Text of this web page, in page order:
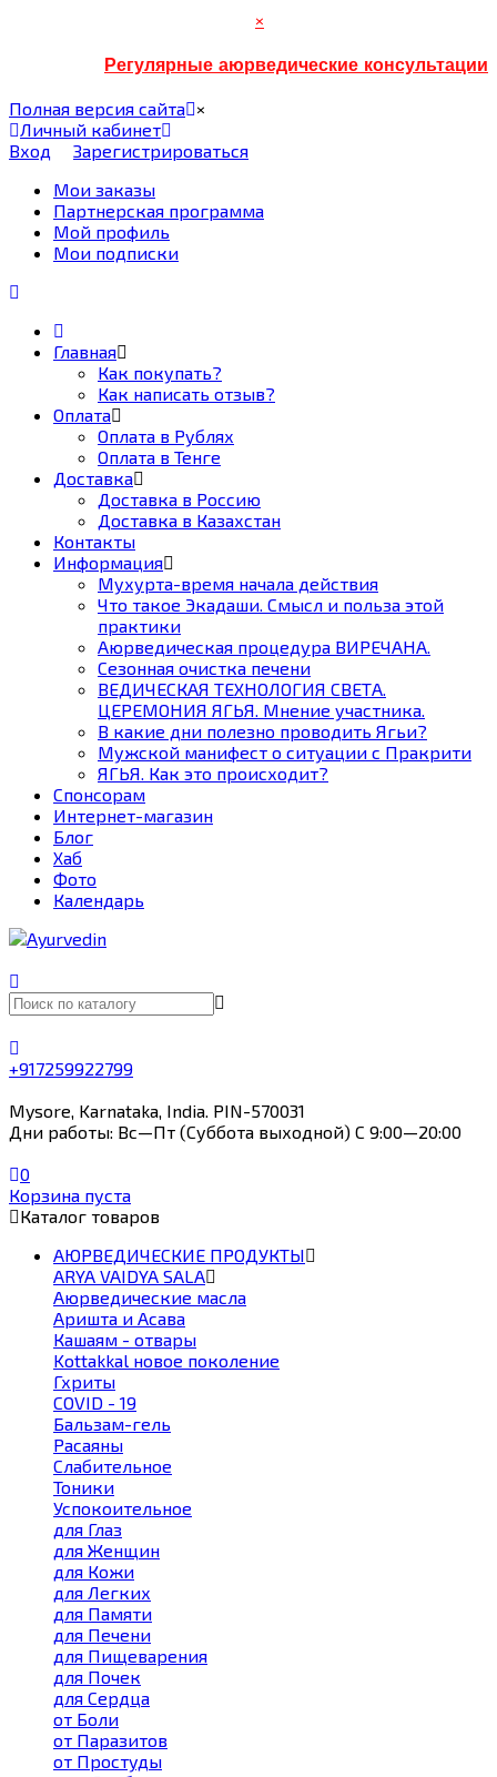
×
Регулярные аюрведические консультации
Полная версия сайта ×
Личный кабинет
Вход
Зарегистрироваться
Мои заказы
Партнерская программа
Мой профиль
Мои подписки
Главная
Как покупать?
Как написать отзыв?
Оплата
Оплата в Рублях
Оплата в Тенге
Доставка
Доставка в Россию
Доставка в Казахстан
Контакты
Информация
Мухурта-время начала действия
Что такое Экадаши. Смысл и польза этой
практики
Аюрведическая процедура ВИРЕЧАНА.
Сезонная очистка печени
ВЕДИЧЕСКАЯ ТЕХНОЛОГИЯ СВЕТА.
ЦЕРЕМОНИЯ ЯГЬЯ. Мнение участника.
В какие дни полезно проводить Ягьи?
Мужской манифест о ситуации с Пракрити
ЯГЬЯ. Как это происходит?
Спонсорам
Интернет-магазин
Блог
Хаб
Фото
Календарь
+917259922799
Mysore, Karnataka, India. PIN-570031
Дни работы: Вс—Пт (Суббота выходной) С 9:00—20:00
0
Корзина пуста
Каталог товаров
АЮРВЕДИЧЕСКИЕ ПРОДУКТЫ
ARYA VAIDYA SALA
Аюрведические масла
Аришта и Асава
Кашаям - отвары
Kottakkal новое поколение
Гхриты
COVID - 19
Бальзам-гель
Расаяны
Слабительное
Тоники
Успокоительное
для Глаз
для Женщин
для Кожи
для Легких
для Памяти
для Печени
для Пищеварения
для Почек
для Сердца
от Боли
от Паразитов
от Простуды